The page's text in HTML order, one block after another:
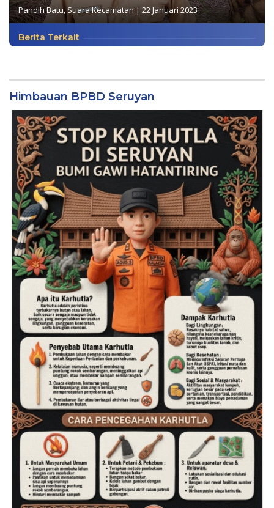
Pandih Batu,Suara Kecamatan| 22 Januari 2023
Berita Terkait
Himbauan BPBD Seruyan